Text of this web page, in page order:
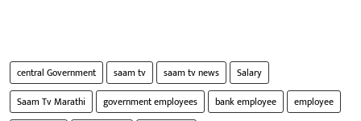
central Government saam tv saam tv news
Salary
Saam Tv Marathi
government employees bank employee
employee